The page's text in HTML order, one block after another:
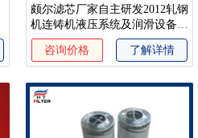
颇尔滤芯厂家自主研发2012轧钢
机连铸机液压系统及润滑设备过
滤
咨询价格
了解详情